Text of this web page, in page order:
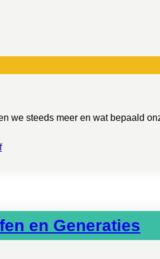
we steeds meer en wat bepaald
en Generaties